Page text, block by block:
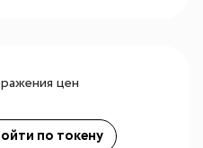
цен
по токену